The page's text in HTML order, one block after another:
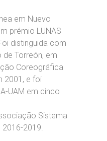
em Nuevo
prémio LUNAS
distinguida com
Torreón, em
Coreográfica
2001, e foi
UAM em cinco
Sistema
2016-2019.